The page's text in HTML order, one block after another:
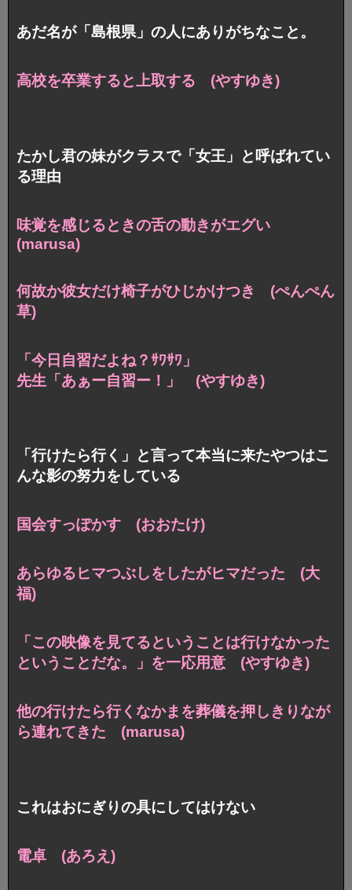
あだ名が「島根県」の人にありがちなこと。
高校を卒業すると上取する (やすゆき)
たかし君の妹がクラスで「女王」と呼ばれてい
る理由
味覚を感じるときの舌の動きがエグい
(marusa)
何故か彼女だけ椅子がひじかけつき (ぺんぺん
草)
「今日自習だよね？ｻﾜｻﾜ」
先生「あぁー自習ー！」 (やすゆき)
「行けたら行く」と言って本当に来たやつはこ
んな影の努力をしている
国会すっぽかす (おおたけ)
あらゆるヒマつぶしをしたがヒマだった (大
福)
「この映像を見てるということは行けなかった
ということだな。」を一応用意 (やすゆき)
他の行けたら行くなかまを葬儀を押しきりなが
ら連れてきた (marusa)
これはおにぎりの具にしてはけない
電卓 (あろえ)